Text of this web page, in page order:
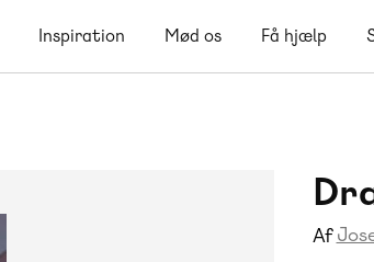
Inspiration Mød os Få hjælp
Af